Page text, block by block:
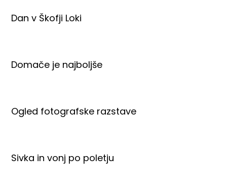
Dan v Škofji Loki
Domače je najboljše
Ogled fotografske razstave
Sivka in vonj po poletju